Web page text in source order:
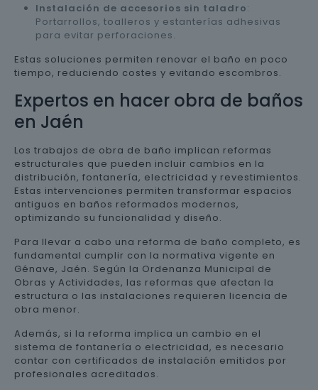
Instalación de accesorios sin taladro:
Portarrollos, toalleros y estanterías adhesivas
para evitar perforaciones.
Estas soluciones permiten renovar el baño en poco
tiempo, reduciendo costes y evitando escombros.
Expertos en hacer obra de baños
en Jaén
Los trabajos de obra de baño implican reformas
estructurales que pueden incluir cambios en la
distribución, fontanería, electricidad y revestimientos.
Estas intervenciones permiten transformar espacios
antiguos en baños reformados modernos,
optimizando su funcionalidad y diseño.
Para llevar a cabo una reforma de baño completo, es
fundamental cumplir con la normativa vigente en
Génave, Jaén. Según la Ordenanza Municipal de
Obras y Actividades, las reformas que afectan la
estructura o las instalaciones requieren licencia de
obra menor.
Además, si la reforma implica un cambio en el
sistema de fontanería o electricidad, es necesario
contar con certificados de instalación emitidos por
profesionales acreditados.